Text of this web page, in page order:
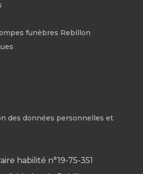
funèbres Rebillon
des données personnelles et
habilité n°19-75-351